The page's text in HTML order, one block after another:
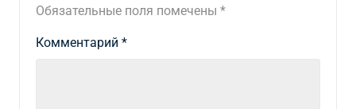
Обязательные поля помечены *
Комментарий *